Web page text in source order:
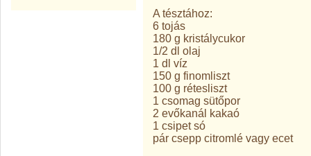
A tésztához:
6 tojás
180 g kristálycukor
1/2 dl olaj
1 dl víz
150 g finomliszt
100 g rétesliszt
1 csomag sütőpor
2 evőkanál kakaó
1 csipet só
pár csepp citromlé vagy ecet